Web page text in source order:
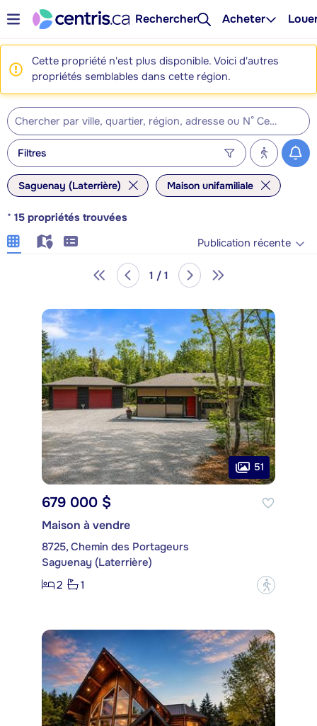
Rechercher Acheter
Cette propriété n'est plus disponible. Voici d'autres
propriétés semblables dans cette région.
Filtres
Saguenay (Laterrière) Maison unifamiliale
* 15 propriétés trouvées
Publication récente
1 / 1
51
679 000 $
Maison à vendre
8725, Chemin des Portageurs
Saguenay (Laterrière)
2
1 ?